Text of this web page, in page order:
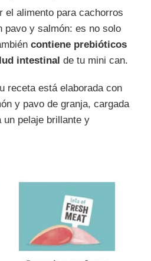
el alimento para cachorros
pavo y salmón: es no solo
contiene prebióticos
intestinal de tu mini can.
receta está elaborada con
y pavo de granja, cargada
un pelaje brillante y